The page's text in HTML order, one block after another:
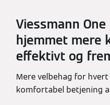
Viessmann
hjemmet mere
effektivt og
Mere velbehag for
komfortabel betjening